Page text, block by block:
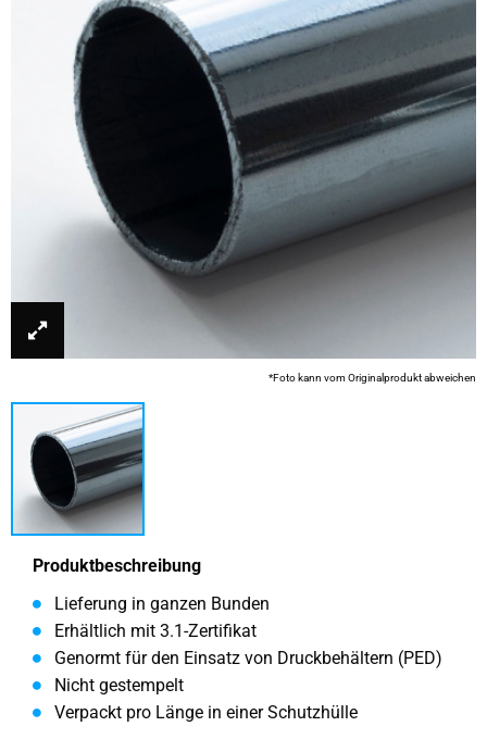
*Foto kann vom Originalprodukt abweichen
Produktbeschreibung
Lieferung in ganzen Bunden
Erhältlich mit 3.1-Zertifikat
Genormt für den Einsatz von Druckbehältern (PED)
Nicht gestempelt
Verpackt pro Länge in einer Schutzhülle